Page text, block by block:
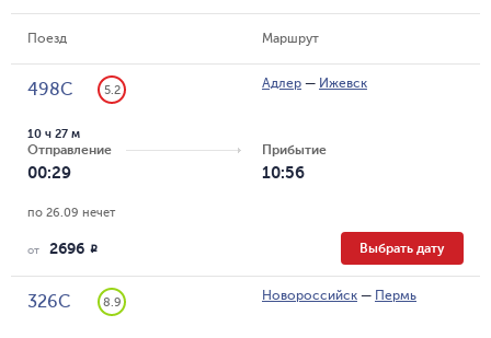
Поезд Маршрут
498С 5.2 Адлер — Ижевск
Отправление
00:29
10 ч 27 м
Прибытие
10:56
по 26.09 нечет
от 2696 R Выбрать дату
326С 8.9 Новороссийск — Пермь